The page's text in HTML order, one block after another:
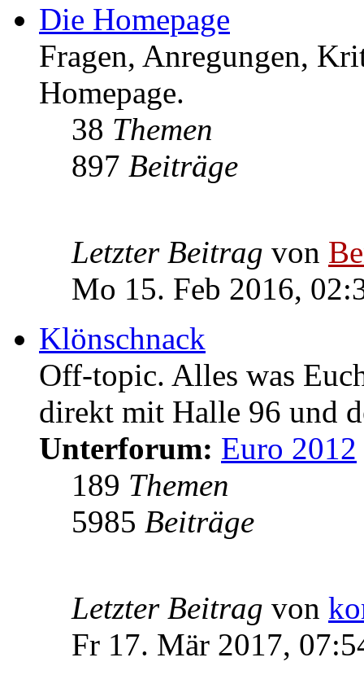
Die Homepage
Fragen, Anregungen,
Homepage.
38 Themen
897 Beiträge
Letzter Beitrag von
Mo 15. Feb 2016,
Klönschnack
Off-topic. Alles was
direkt mit Halle 96 und
Unterforum: Euro 2012
189 Themen
5985 Beiträge
Letzter Beitrag von
Fr 17. Mär 2017,